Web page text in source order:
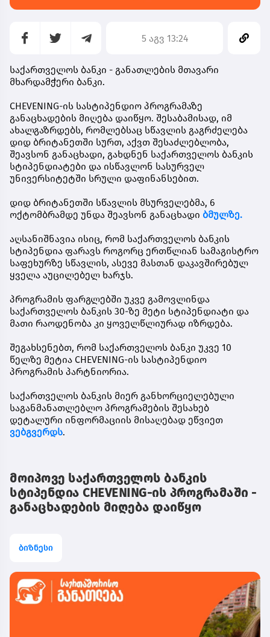
5 აგვ 13:24
საქართველოს ბანკი - განათლების მთავარი
მხარდამჭერი ბანკი.
CHEVENING-ის სასტიპენდიო პროგრამაზე
განაცხადების მიღება დაიწყო. შესაბამისად, იმ
ახალგაზრდებს, რომლებსაც სწავლის გაგრძელება
დიდ ბრიტანეთში სურთ, აქვთ შესაძლებლობა,
შეავსონ განაცხადი, გახდნენ საქართველოს ბანკის
სტიპენდიატები და ისწავლონ სასურველ
უნივერსიტეტში სრული დაფინანსებით.
დიდ ბრიტანეთში სწავლის მსურველებმა, 6
ოქტომბრამდე უნდა შეავსონ განაცხადი ბმულზე.
აღსანიშნავია ისიც, რომ საქართველოს ბანკის
სტიპენდია ფარავს როგორც ერთწლიან სამაგისტრო
საფეხურზე სწავლის, ასევე მასთან დაკავშირებულ
ყველა აუცილებელ ხარჯს.
პროგრამის ფარგლებში უკვე გამოვლინდა
საქართველოს ბანკის 30-ზე მეტი სტიპენდიატი და
მათი რაოდენობა კი ყოველწლიურად იზრდება.
შეგახსენებთ, რომ საქართველოს ბანკი უკვე 10
წელზე მეტია CHEVENING-ის სასტიპენდიო
პროგრამის პარტნიორია.
საქართველოს ბანკის მიერ განხორციელებული
საგანმანათლებლო პროგრამების შესახებ
დეტალური ინფორმაციის მისაღებად ეწვიეთ
ვებგვერდს.
მოიპოვე საქართველოს ბანკის
სტიპენდია CHEVENING-ის პროგრამაში -
განაცხადების მიღება დაიწყო
ბიზნესი